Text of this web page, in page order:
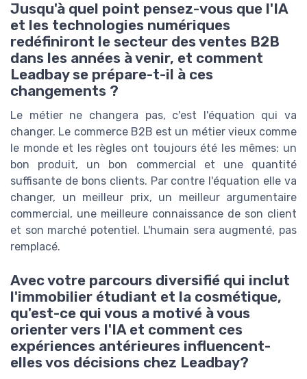
Jusqu'à quel point pensez-vous que l'IA
et les technologies numériques
redéfiniront le secteur des ventes B2B
dans les années à venir, et comment
Leadbay se prépare-t-il à ces
changements ?
Le métier ne changera pas, c'est l'équation qui va
changer. Le commerce B2B est un métier vieux comme
le monde et les règles ont toujours été les mêmes: un
bon produit, un bon commercial et une quantité
suffisante de bons clients. Par contre l'équation elle va
changer, un meilleur prix, un meilleur argumentaire
commercial, une meilleure connaissance de son client
et son marché potentiel. L'humain sera augmenté, pas
remplacé.
Avec votre parcours diversifié qui inclut
l'immobilier étudiant et la cosmétique,
qu'est-ce qui vous a motivé à vous
orienter vers l'IA et comment ces
expériences antérieures influencent-
elles vos décisions chez Leadbay?